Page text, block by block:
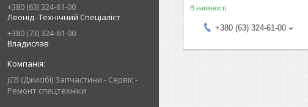
+380 (63) 324-61-00
Леонід -Технічний Спеціаліст
+380 (73) 324-61-00
Владислав
JCB (Джисібі) Запчастини - Сервіс -
Ремонт спецтехніки
В наявності
+380 (63) 324-61-00